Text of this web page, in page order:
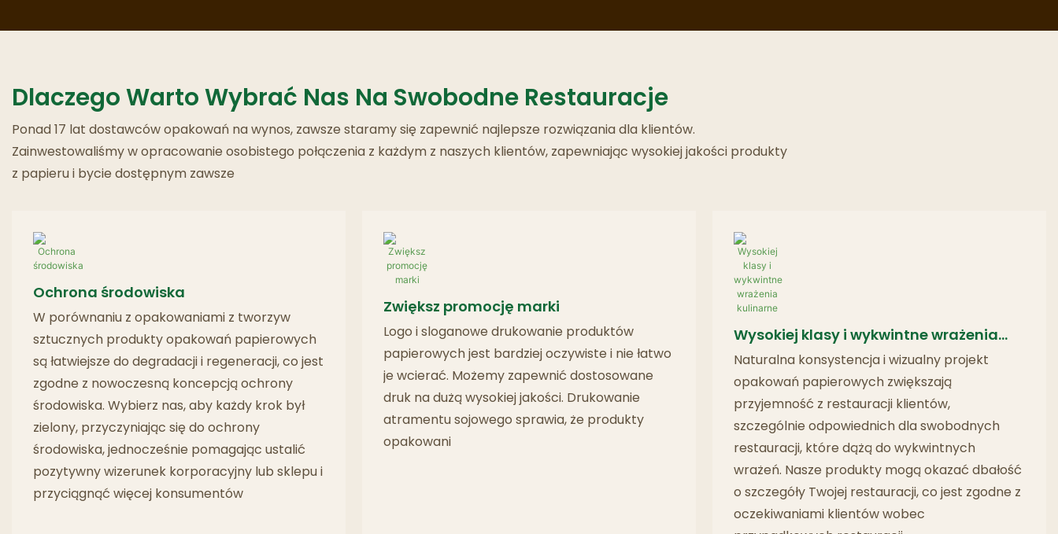
Dlaczego Warto Wybrać Nas Na Swobodne Restauracje
Ponad 17 lat dostawców opakowań na wynos, zawsze staramy się zapewnić najlepsze rozwiązania dla klientów.
Zainwestowaliśmy w opracowanie osobistego połączenia z każdym z naszych klientów, zapewniając wysokiej jakości produkty
z papieru i bycie dostępnym zawsze
Ochrona środowiska
W porównaniu z opakowaniami z tworzyw
sztucznych produkty opakowań papierowych
są łatwiejsze do degradacji i regeneracji, co jest
zgodne z nowoczesną koncepcją ochrony
środowiska. Wybierz nas, aby każdy krok był
zielony, przyczyniając się do ochrony
środowiska, jednocześnie pomagając ustalić
pozytywny wizerunek korporacyjny lub sklepu i
przyciągnąć więcej konsumentów
Zwiększ promocję marki
Logo i sloganowe drukowanie produktów
papierowych jest bardziej oczywiste i nie łatwo
je wcierać. Możemy zapewnić dostosowane
druk na dużą wysokiej jakości. Drukowanie
atramentu sojowego sprawia, że ​​produkty
opakowani
Wysokiej klasy i wykwintne wrażenia
kulinarne
Naturalna konsystencja i wizualny projekt
opakowań papierowych zwiększają
przyjemność z restauracji klientów,
szczególnie odpowiednich dla swobodnych
restauracji, które dążą do wykwintnych
wrażeń. Nasze produkty mogą okazać dbałość
o szczegóły Twojej restauracji, co jest zgodne z
oczekiwaniami klientów wobec